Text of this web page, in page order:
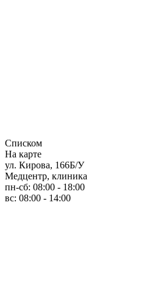
Списком
На карте
ул. Кирова, 166Б/У
Медцентр, клиника
пн-сб: 08:00 - 18:00
вс: 08:00 - 14:00